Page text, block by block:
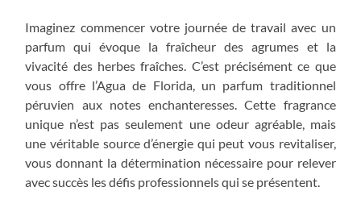
Imaginez commencer votre journée de travail avec un
parfum qui évoque la fraîcheur des agrumes et la
vivacité des herbes fraîches. C’est précisément ce que
vous offre l’Agua de Florida, un parfum traditionnel
péruvien aux notes enchanteresses. Cette fragrance
unique n’est pas seulement une odeur agréable, mais
une véritable source d’énergie qui peut vous revitaliser,
vous donnant la détermination nécessaire pour relever
avec succès les défis professionnels qui se présentent.